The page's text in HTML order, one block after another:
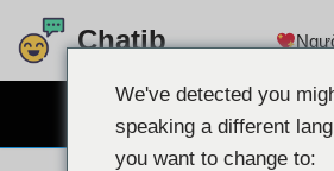
Chuyển
dung
Chatib
We've detected you
speaking a different
you want to change to: